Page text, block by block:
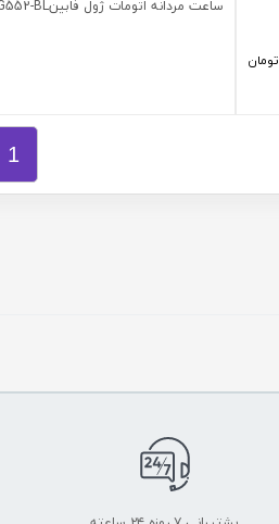
تومان
ساعت مردانه اتومات ژول فابینJFG552-BL
1